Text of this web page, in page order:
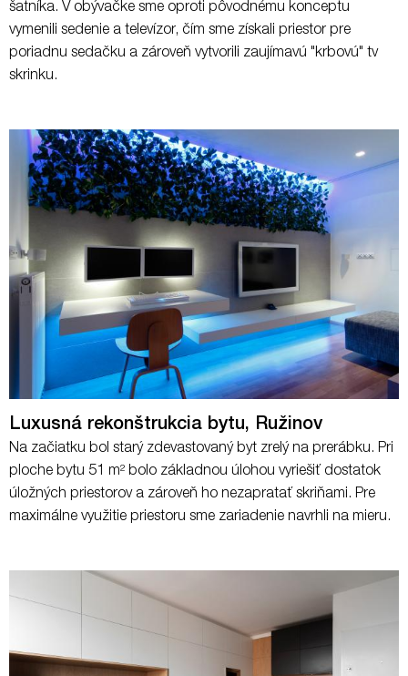
šatníka. V obývačke sme oproti pôvodnému konceptu
vymenili sedenie a televízor, čím sme získali priestor pre
poriadnu sedačku a zároveň vytvorili zaujímavú "krbovú" tv
skrinku.
Luxusná rekonštrukcia bytu, Ružinov
Na začiatku bol starý zdevastovaný byt zrelý na prerábku. Pri
ploche bytu 51 m² bolo základnou úlohou vyriešiť dostatok
úložných priestorov a zároveň ho nezapratať skriňami. Pre
maximálne využitie priestoru sme zariadenie navrhli na mieru.